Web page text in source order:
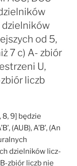
dzielników
od 5,
7 c) A- zbiór
U,
liczb
8, 9] będzie
(AUB), A’B’, (An
dzielników licz-
zbiór liczb nie